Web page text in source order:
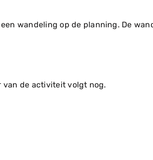
wandeling op de planning. De
van de activiteit volgt nog.